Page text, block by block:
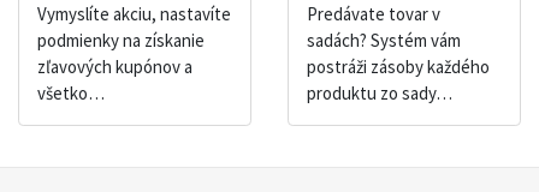
Vymyslíte akciu, nastavíte
podmienky na získanie
zľavových kupónov a
všetko…
Predávate tovar v
sadách? Systém vám
postráži zásoby každého
produktu zo sady…